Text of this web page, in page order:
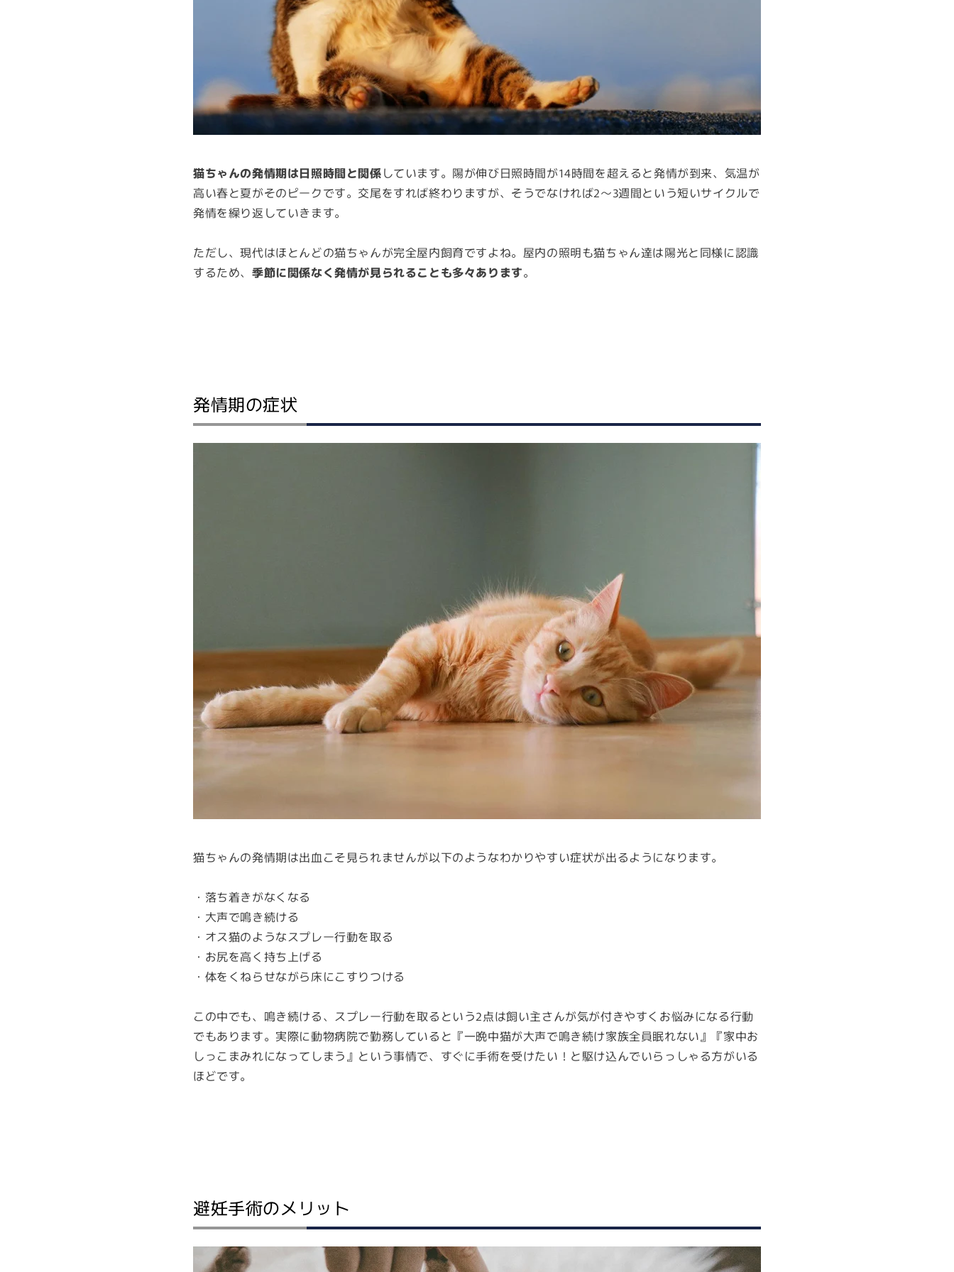
猫ちゃんの発情期は日照時間と関係しています。陽が伸び日照時間が14時間を超えると発情が到来、気温が
高い春と夏がそのピークです。交尾をすれば終わりますが、そうでなければ2～3週間という短いサイクルで
発情を繰り返していきます。
ただし、現代はほとんどの猫ちゃんが完全屋内飼育ですよね。屋内の照明も猫ちゃん達は陽光と同様に認識
するため、 季節に関係なく発情が見られることも多々あります。
発情期の症状
猫ちゃんの発情期は出血こそ見られませんが以下のようなわかりやすい症状が出るようになります。
・落ち着きがなくなる
・大声で鳴き続ける
・オス猫のようなスプレー行動を取る
・お尻を高く持ち上げる
・体をくねらせながら床にこすりつける
この中でも、鳴き続ける、スプレー行動を取るという2点は飼い主さんが気が付きやすくお悩みになる行動
でもあります。実際に動物病院で勤務していると『一晩中猫が大声で鳴き続け家族全員眠れない』『家中お
しっこまみれになってしまう』という事情で、すぐに手術を受けたい！と駆け込んでいらっしゃる方がいる
ほどです。
避妊手術のメリット